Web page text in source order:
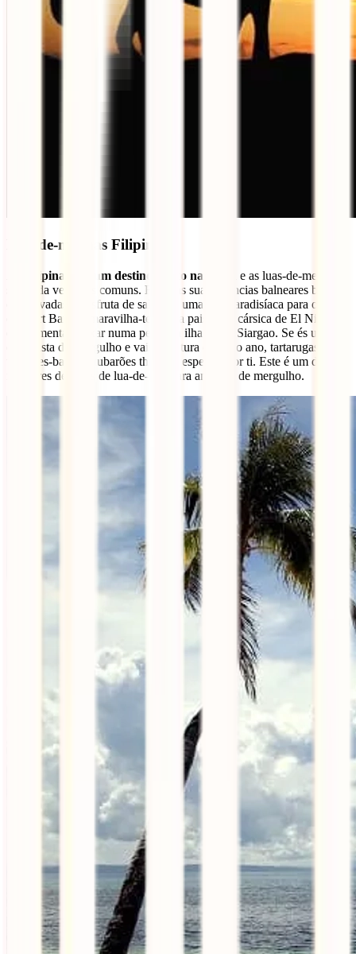
Lua-de-mel nas Filipinas
Filipinas são um destino muito na moda
e as luas-de-mel lá
são cada vez mais comuns. Fica nas suas estâncias balneares bem
conservadas e desfruta de saltar de uma ilha paradisíaca para outra
em Port Barton; maravilha-te com a paisagem cársica de El Nido ou
experimenta relaxar numa pequena ilha como Siargao. Se és um
entusiasta do mergulho e vais na altura certa do ano, tartarugas,
tubarões-baleia e tubarões thresher esperam por ti. Este é um dos
melhores destinos de lua-de-mel para amantes de mergulho.